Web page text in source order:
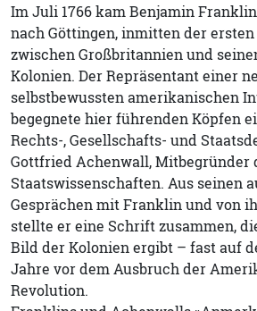
Im Juli 1766 kam Benjamin
nach Göttingen, inmitten der
zwischen Großbritannien und
Kolonien. Der Repräsentant einer
selbstbewussten amerikanischen
begegnete hier führenden Köpfen
Rechts-, Gesellschafts- und
Gottfried Achenwall, Mitbegründer
Staatswissenschaften. Aus seinen
Gesprächen mit Franklin und von
stellte er eine Schrift zusammen,
Bild der Kolonien ergibt – fast auf
Jahre vor dem Ausbruch der
Revolution.